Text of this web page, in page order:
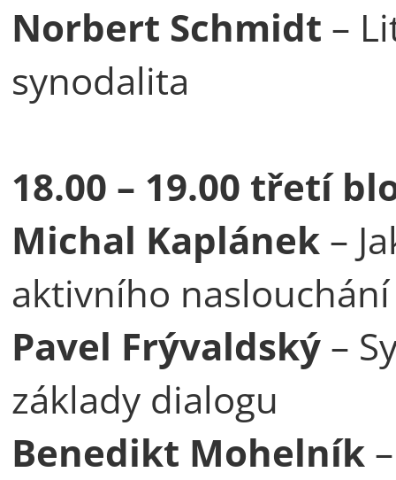
Norbert Schmidt –
synodalita
18.00 – 19.00 třetí
Michal Kaplánek –
aktivního naslouchání
Pavel Frývaldský –
základy dialogu
Benedikt Mohelník